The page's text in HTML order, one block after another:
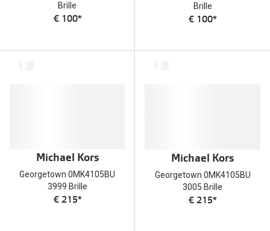
Brille
€ 100*
Brille
€ 100*
Michael Kors
Georgetown 0MK4105BU
3999 Brille
€ 215*
Michael Kors
Georgetown 0MK4105BU
3005 Brille
€ 215*